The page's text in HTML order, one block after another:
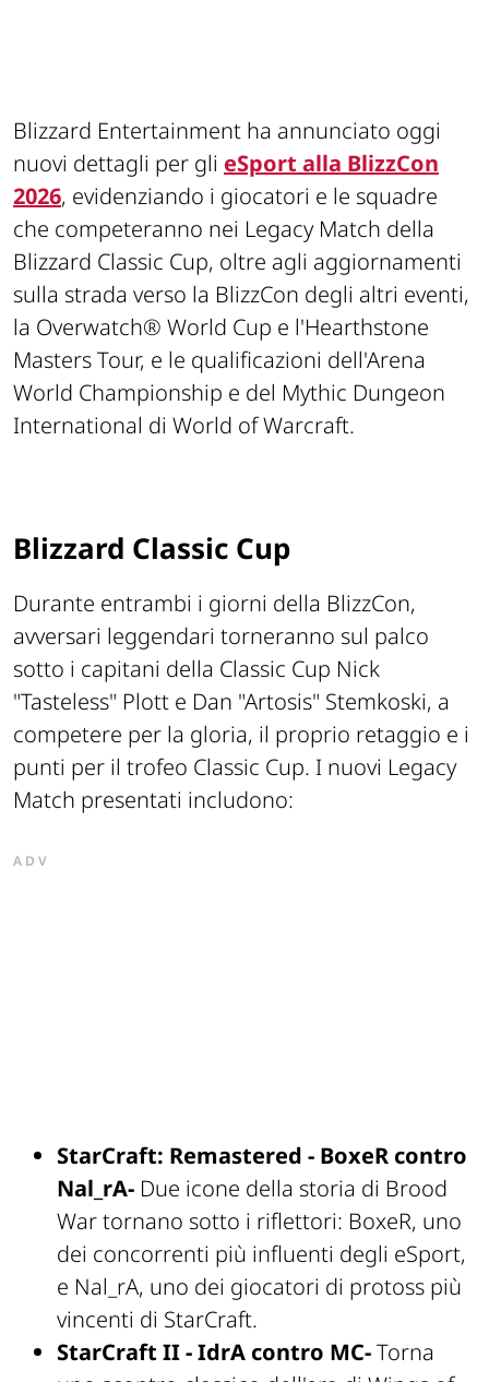
Blizzard Entertainment ha annunciato oggi
nuovi dettagli per gli eSport alla BlizzCon
2026, evidenziando i giocatori e le squadre
che competeranno nei Legacy Match della
Blizzard Classic Cup, oltre agli aggiornamenti
sulla strada verso la BlizzCon degli altri eventi,
la Overwatch® World Cup e l'Hearthstone
Masters Tour, e le qualificazioni dell'Arena
World Championship e del Mythic Dungeon
International di World of Warcraft.
Blizzard Classic Cup
Durante entrambi i giorni della BlizzCon,
avversari leggendari torneranno sul palco
sotto i capitani della Classic Cup Nick
"Tasteless" Plott e Dan "Artosis" Stemkoski, a
competere per la gloria, il proprio retaggio e i
punti per il trofeo Classic Cup. I nuovi Legacy
Match presentati includono:
ADV
StarCraft: Remastered - BoxeR contro
Nal_rA- Due icone della storia di Brood
War tornano sotto i riflettori: BoxeR, uno
dei concorrenti più influenti degli eSport,
e Nal_rA, uno dei giocatori di protoss più
vincenti di StarCraft.
StarCraft II - IdrA contro MC-Torna